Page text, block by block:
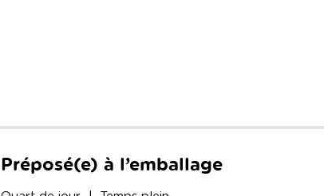
Préposé(e) à l’emballage